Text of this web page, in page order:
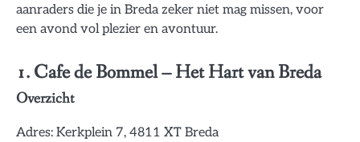
aanraders die je in Breda zeker niet mag missen, voor
een avond vol plezier en avontuur.
1.Cafe de Bommel– Het Hart van Breda
Overzicht
Adres: Kerkplein 7, 4811 XT Breda